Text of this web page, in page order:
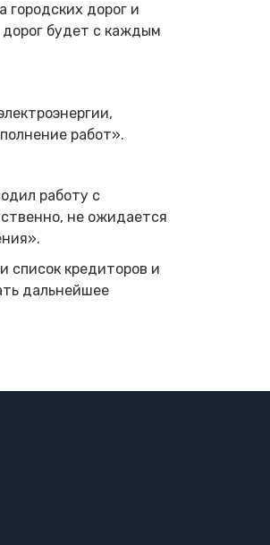
городских дорог и
будет с каждым
работ».
работу с
не ожидается
список кредиторов и
дальнейшее